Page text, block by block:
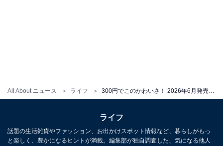
All About ニュース ライフ
こちらもおすすめ
なった！ 2026年6月発売、300円の「duolingo
めじるしアクセサリー」全5種が見逃せない【最
新ガチャ情報】
ライフ
話題の生活雑貨やファッション、お出かけスポット情報など、暮らしがもっ
と楽しく、豊かになるヒントが満載。編集部が独自調査した、気になる他人